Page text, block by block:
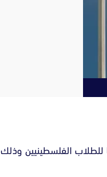
للطلاب الفلسطينيين وذلك